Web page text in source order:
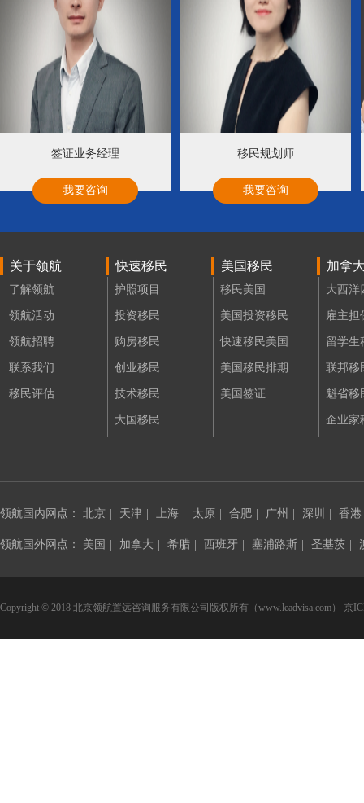
移民规划师
我要咨询
美国律师
我要咨询
关于领航
了解领航
领航活动
领航招聘
联系我们
移民评估
快速移民
护照项目
投资移民
购房移民
创业移民
技术移民
大国移民
美国移民
移民美国
美国投资移民
快速移民美国
美国移民排期
美国签证
加拿
大西洋
雇主担
留学生
联邦移
魁省移
企业家
领航国内网点： 北京 天津 上海 太原 合肥 广州 深圳 香港
领航国外网点： 美国 加拿大 希腊 西班牙 塞浦路斯 圣基茨
Copyright © 2018 北京领航置远咨询服务有限公司版权所有（www.leadvisa.com） 京